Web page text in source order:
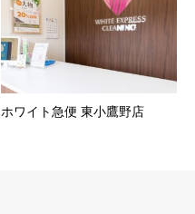
ホワイト急便 東小鷹野店